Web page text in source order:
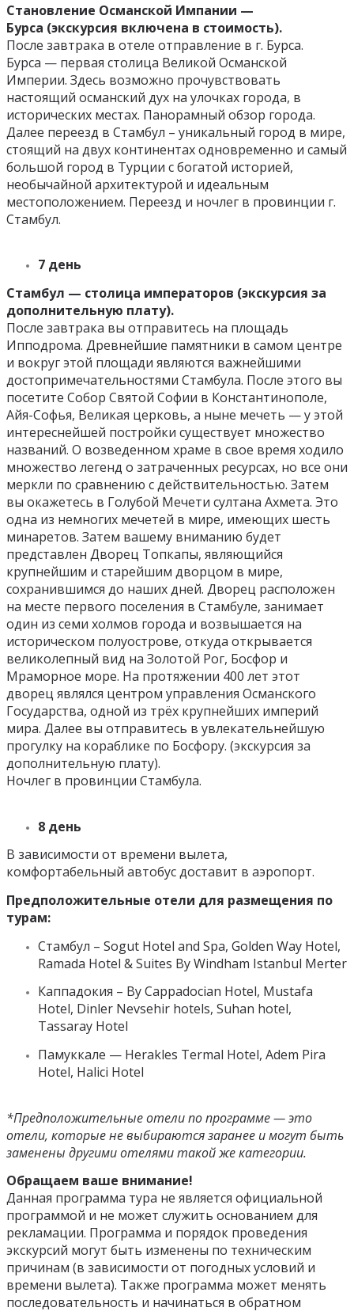
Становление Османской Импании —
Бурса (экскурсия включена в стоимость).
После завтрака в отеле отправление в г. Бурса.
Бурса — первая столица Великой Османской
Империи. Здесь возможно прочувствовать
настоящий османский дух на улочках города, в
исторических местах. Панорамный обзор города.
Далее переезд в Стамбул – уникальный город в мире,
стоящий на двух континентах одновременно и самый
большой город в Турции с богатой историей,
необычайной архитектурой и идеальным
местоположением. Переезд и ночлег в провинции г.
Стамбул.
7 день
Стамбул — столица императоров (экскурсия за
дополнительную плату).
После завтрака вы отправитесь на площадь
Ипподрома. Древнейшие памятники в самом центре
и вокруг этой площади являются важнейшими
достопримечательностями Стамбула. После этого вы
посетите Собор Святой Софии в Константинополе,
Айя-Софья, Великая церковь, а ныне мечеть — у этой
интереснейшей постройки существует множество
названий. О возведенном храме в свое время ходило
множество легенд о затраченных ресурсах, но все они
меркли по сравнению с действительностью. Затем
вы окажетесь в Голубой Мечети султана Ахмета. Это
одна из немногих мечетей в мире, имеющих шесть
минаретов. Затем вашему вниманию будет
представлен Дворец Топкапы, являющийся
крупнейшим и старейшим дворцом в мире,
сохранившимся до наших дней. Дворец расположен
на месте первого поселения в Стамбуле, занимает
один из семи холмов города и возвышается на
историческом полуострове, откуда открывается
великолепный вид на Золотой Рог, Босфор и
Мраморное море. На протяжении 400 лет этот
дворец являлся центром управления Османского
Государства, одной из трёх крупнейших империй
мира. Далее вы отправитесь в увлекательнейшую
прогулку на кораблике по Босфору. (экскурсия за
дополнительную плату).
Ночлег в провинции Стамбула.
8 день
В зависимости от времени вылета,
комфортабельный автобус доставит в аэропорт.
Предположительные отели для размещения по
турам:
Стамбул – Sogut Hotel and Spa, Golden Way Hotel,
Ramada Hotel & Suites By Windham Istanbul Merter
Каппадокия – By Cappadocian Hotel, Mustafa
Hotel, Dinler Nevsehir hotels, Suhan hotel,
Tassaray Hotel
Памуккале — Herakles Termal Hotel, Adem Pira
Hotel, Halici Hotel
*Предположительные отели по программе — это
отели, которые не выбираются заранее и могут быть
заменены другими отелями такой же категории.
Обращаем ваше внимание!
Данная программа тура не является официальной
программой и не может служить основанием для
рекламации. Программа и порядок проведения
экскурсий могут быть изменены по техническим
причинам (в зависимости от погодных условий и
времени вылета). Также программа может менять
последовательность и начинаться в обратном